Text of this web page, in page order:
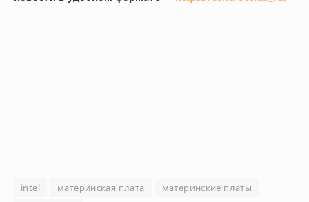
intel материнская плата
материнские платы